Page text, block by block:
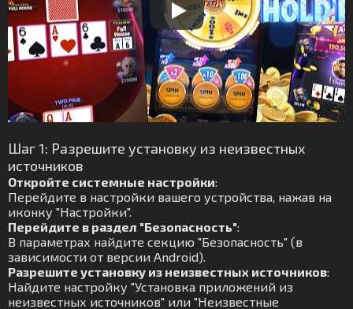
Шаг 1: Разрешите установку из неизвестных
источников
Откройте системные настройки:
Перейдите в настройки вашего устройства, нажав на
иконку "Настройки".
Перейдите в раздел "Безопасность":
В параметрах найдите секцию "Безопасность" (в
зависимости от версии Android).
Разрешите установку из неизвестных источников:
Найдите настройку "Установка приложений из
неизвестных источников" или "Неизвестные